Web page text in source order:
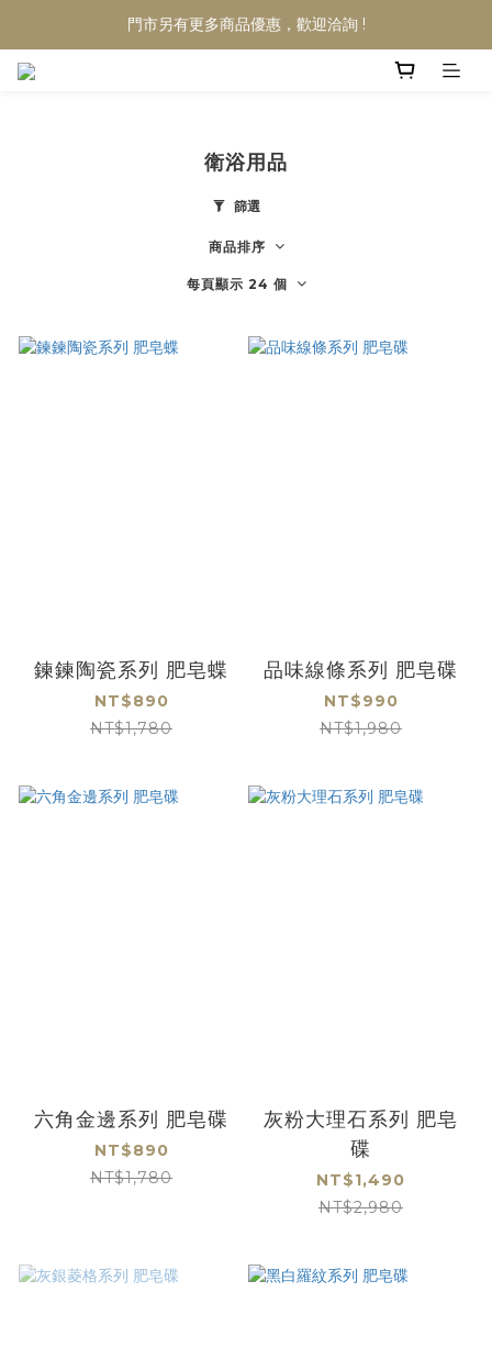
門市另有更多商品優惠，歡迎洽詢 !
衛浴用品
篩選
商品排序
每頁顯示 24 個
鍊鍊陶瓷系列 肥皂蝶
NT$890
NT$1,780
品味線條系列 肥皂碟
NT$990
NT$1,980
六角金邊系列 肥皂碟
NT$890
NT$1,780
灰粉大理石系列 肥皂
碟
NT$1,490
NT$2,980